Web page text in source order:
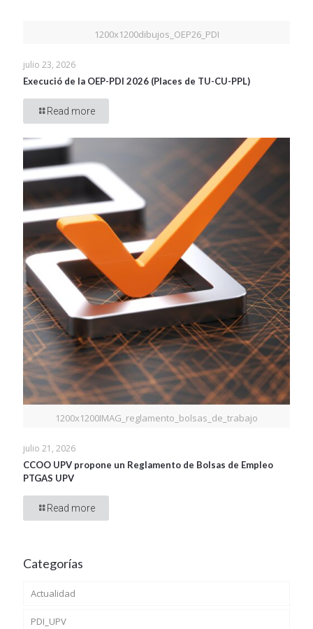
1200x1200dibujos_OEP26_PDI
julio 23, 2026
Execució de la OEP-PDI 2026 (Places de TU-CU-PPL)
Read more
1200x1200IMAG_reglamento_bolsas_de_trabajo
julio 21, 2026
CCOO UPV propone un Reglamento de Bolsas de Empleo
PTGAS UPV
Read more
Categorías
Actualidad
PDI_UPV